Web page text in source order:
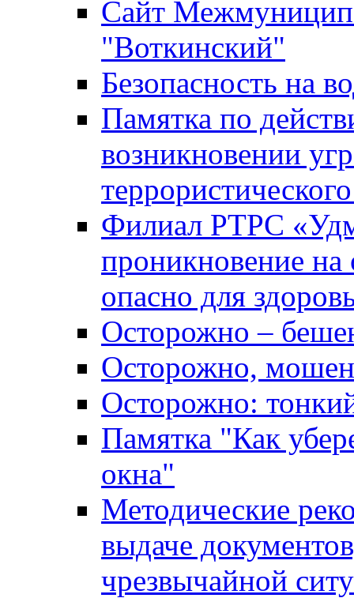
Сайт
"Воткинский"
Безопасность на
Памятка по
возникновении
Филиал РТРС
проникновение на
опасно для
Осторожно –
Осторожно,
Осторожно:
Памятка "Как
окна"
Методические
выдаче
чрезвычайной